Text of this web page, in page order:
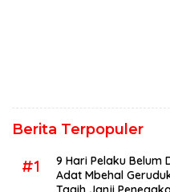
Berita Terpopuler
#1
9 Hari Pelaku Belum
Adat Mbehal